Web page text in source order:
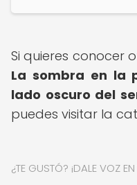
Si quieres conocer
La sombra en la
lado oscuro del
puedes visitar la
¿TE GUSTÓ? ¡DALE VOZ